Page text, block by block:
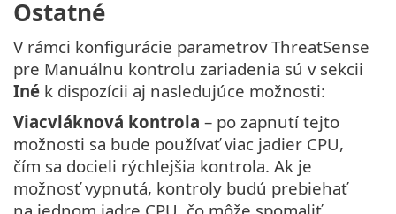
Ostatné
V rámci konfigurácie parametrov ThreatSense
pre Manuálnu kontrolu zariadenia sú v sekcii
Iné k dispozícii aj nasledujúce možnosti:
Viacvláknová kontrola – po zapnutí tejto
možnosti sa bude používať viac jadier CPU,
čím sa docieli rýchlejšia kontrola. Ak je
možnosť vypnutá, kontroly budú prebiehať
na jednom jadre CPU, čo môže spomaliť